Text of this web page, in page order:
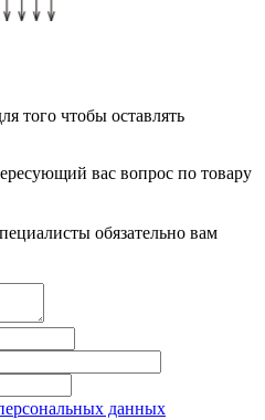
того чтобы оставлять
вас вопрос по товару
обязательно вам
данных